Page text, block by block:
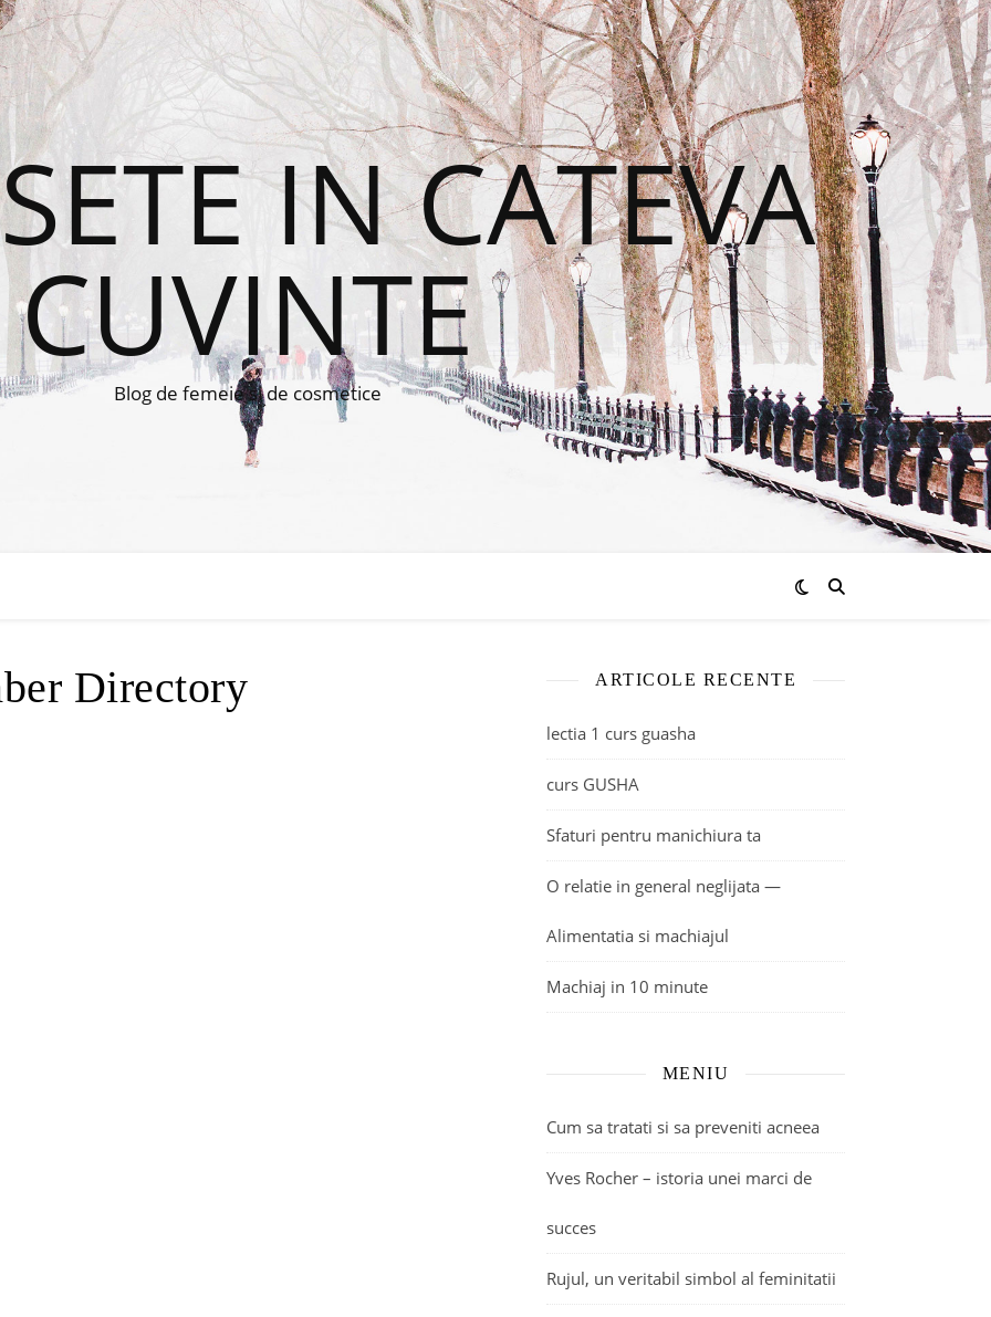
IN CATEVA
CUVINTE
Blog de femeie si de cosmetice
Directory ARTICOLE RECENTE
lectia 1 curs guasha
curs GUSHA
Sfaturi pentru manichiura ta
O relatie in general neglijata —
Alimentatia si machiajul
Machiaj in 10 minute
MENIU
Cum sa tratati si sa preveniti acneea
Yves Rocher – istoria unei marci de
succes
Rujul, un veritabil simbol al feminitatii